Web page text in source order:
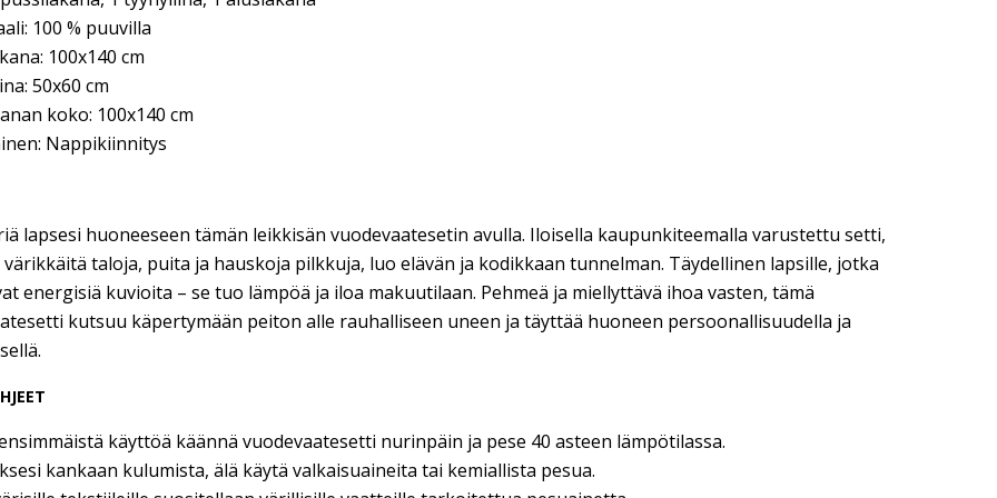
100 % puuvilla
100x140 cm
50x60 cm
koko: 100x140 cm
Nappikiinnitys
lapsesi huoneeseen tämän leikkisän vuodevaatesetin avulla. Iloisella kaupunkiteemalla varustettu setti,
taloja, puita ja hauskoja pilkkuja, luo elävän ja kodikkaan tunnelman. Täydellinen lapsille, jotka
energisiä kuvioita – se tuo lämpöä ja iloa makuutilaan. Pehmeä ja miellyttävä ihoa vasten, tämä
kutsuu käpertymään peiton alle rauhalliseen uneen ja täyttää huoneen persoonallisuudella ja
käyttöä käännä vuodevaatesetti nurinpäin ja pese 40 asteen lämpötilassa.
kankaan kulumista, älä käytä valkaisuaineita tai kemiallista pesua.